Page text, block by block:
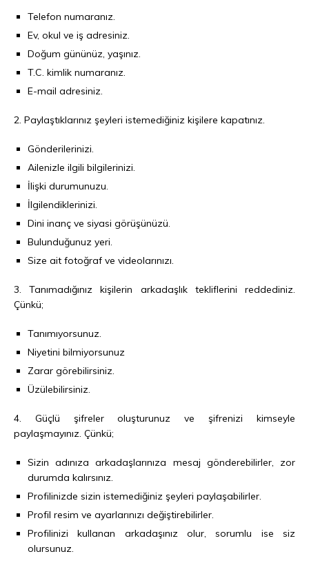
Telefon numaranız.
Ev, okul ve iş adresiniz.
Doğum gününüz, yaşınız.
T.C. kimlik numaranız.
E-mail adresiniz.
2. Paylaştıklarınız şeyleri istemediğiniz kişilere kapatınız.
Gönderilerinizi.
Ailenizle ilgili bilgilerinizi.
İlişki durumunuzu.
İlgilendiklerinizi.
Dini inanç ve siyasi görüşünüzü.
Bulunduğunuz yeri.
Size ait fotoğraf ve videolarınızı.
3. Tanımadığınız kişilerin arkadaşlık tekliflerini reddediniz.
Çünkü;
Tanımıyorsunuz.
Niyetini bilmiyorsunuz
Zarar görebilirsiniz.
Üzülebilirsiniz.
4. Güçlü şifreler oluşturunuz ve şifrenizi kimseyle
paylaşmayınız. Çünkü;
Sizin adınıza arkadaşlarınıza mesaj gönderebilirler, zor
durumda kalırsınız.
Profilinizde sizin istemediğiniz şeyleri paylaşabilirler.
Profil resim ve ayarlarınızı değiştirebilirler.
Profilinizi kullanan arkadaşınız olur, sorumlu ise siz
olursunuz.